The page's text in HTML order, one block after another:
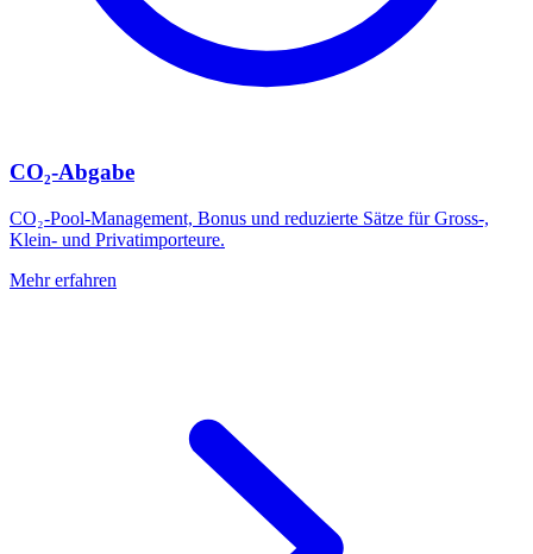
CO₂-Abgabe
CO₂-Pool-Management, Bonus und reduzierte Sätze für Gross-,
Klein- und Privatimporteure.
Mehr erfahren